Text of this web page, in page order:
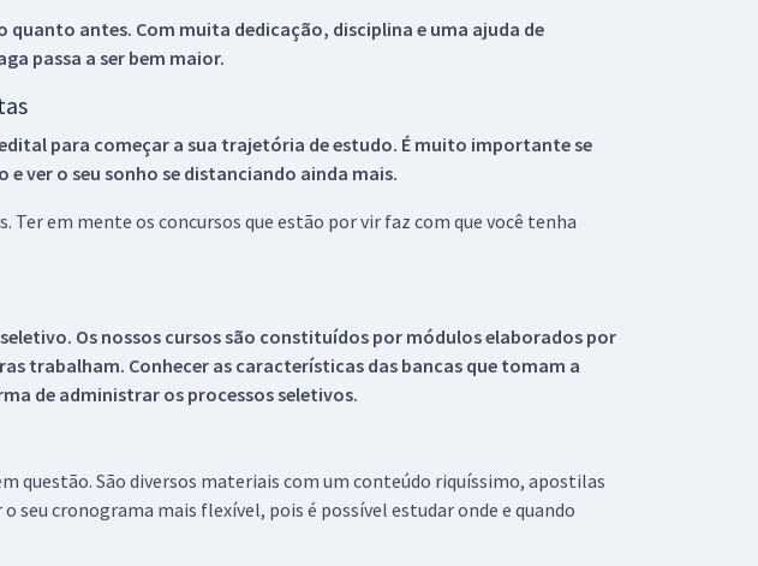
quanto antes. Com muita dedicação, disciplina e uma ajuda de
passa a ser bem maior.
para começar a sua trajetória de estudo. É muito importante se
ver o seu sonho se distanciando ainda mais.
em mente os concursos que estão por vir faz com que você tenha
Os nossos cursos são constituídos por módulos elaborados por
trabalham. Conhecer as características das bancas que tomam a
de administrar os processos seletivos.
questão. São diversos materiais com um conteúdo riquíssimo, apostilas
cronograma mais flexível, pois é possível estudar onde e quando